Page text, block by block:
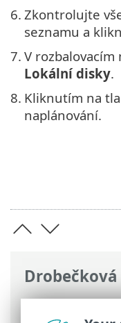
ESET Online
6. Zkontrolujte
seznamu a
7. V rozbalovacím
Lokální disky.
8. Kliknutím na
naplánování.